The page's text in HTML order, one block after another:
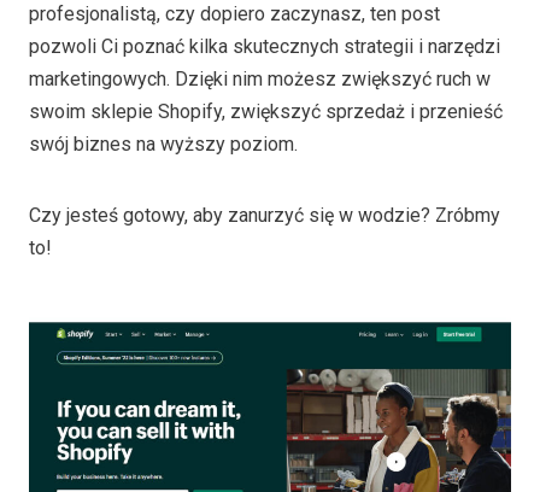
profesjonalistą, czy dopiero zaczynasz, ten post
pozwoli Ci poznać kilka skutecznych strategii i narzędzi
marketingowych. Dzięki nim możesz zwiększyć ruch w
swoim sklepie Shopify, zwiększyć sprzedaż i przenieść
swój biznes na wyższy poziom.
Czy jesteś gotowy, aby zanurzyć się w wodzie? Zróbmy
to!